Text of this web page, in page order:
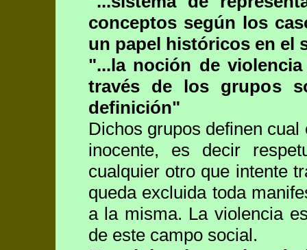
conceptos según los
un papel históricos en el
"...la noción de
través de los grupos
definición"
Dichos grupos definen
inocente, es decir
cualquier otro que intente
queda excluida toda
a la misma. La violencia
de este campo social.